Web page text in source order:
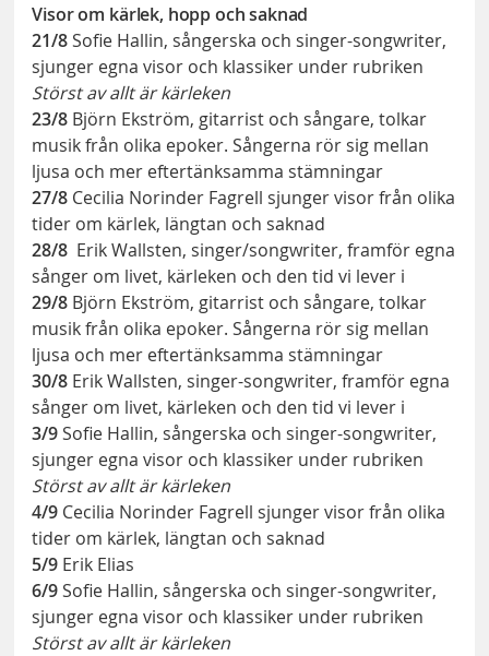
Visor om kärlek, hopp och saknad
21/8Sofie Hallin, sångerska och singer-songwriter,
sjunger egna visor och klassiker under rubriken
Störst av allt är kärleken
23/8Björn Ekström, gitarrist och sångare, tolkar
musik från olika epoker. Sångerna rör sig mellan
ljusa och mer eftertänksamma stämningar
27/8Cecilia Norinder Fagrell sjunger visor från olika
tider om kärlek, längtan och saknad
28/8Erik Wallsten, singer/songwriter, framför egna
sånger om livet, kärleken och den tid vi lever i
29/8Björn Ekström, gitarrist och sångare, tolkar
musik från olika epoker. Sångerna rör sig mellan
ljusa och mer eftertänksamma stämningar
30/8Erik Wallsten, singer-songwriter, framför egna
sånger om livet, kärleken och den tid vi lever i
3/9Sofie Hallin, sångerska och singer-songwriter,
sjunger egna visor och klassiker under rubriken
Störst av allt är kärleken
4/9 Cecilia Norinder Fagrell sjunger visor från olika
tider om kärlek, längtan och saknad
5/9 Erik Elias
6/9Sofie Hallin, sångerska och singer-songwriter,
sjunger egna visor och klassiker under rubriken
Störst av allt är kärleken